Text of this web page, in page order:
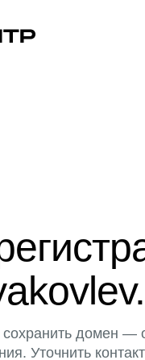
домен —
Уточнить